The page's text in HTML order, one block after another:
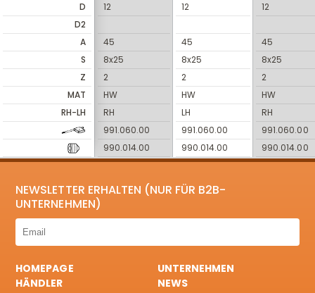
D
D2
A
S
Z
MAT
RH-LH
12
45
8x25
2
HW
RH
991.060.00
990.014.00
12
45
8x25
2
HW
LH
991.060.00
990.014.00
12
45
8x25
2
HW
RH
991.060.00
990.014.00
NEWSLETTER ERHALTEN (NUR FÜR B2B-
UNTERNEHMEN)
HOMEPAGE
UNTERNEHMEN
HÄNDLER
NEWS